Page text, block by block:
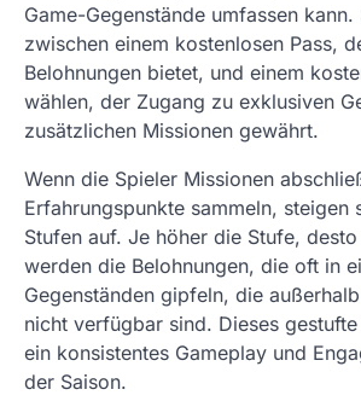
Game-Gegenstände umfassen
zwischen einem kostenlosen Pass,
Belohnungen bietet, und einem
wählen, der Zugang zu exklusiven
zusätzlichen Missionen gewährt.
Wenn die Spieler Missionen
Erfahrungspunkte sammeln, steigen
Stufen auf. Je höher die Stufe,
werden die Belohnungen, die oft in
Gegenständen gipfeln, die
nicht verfügbar sind. Dieses
ein konsistentes Gameplay und
der Saison.